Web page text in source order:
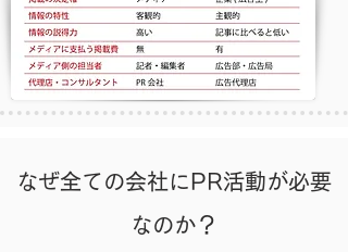
なぜ全ての会社にPR活動が必要
なのか？